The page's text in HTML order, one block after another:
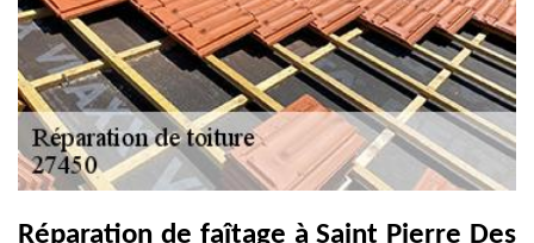
Réparation de faîtage à Saint Pierre Des